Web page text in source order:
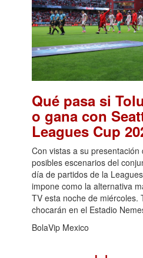
Qué pasa si
o gana con
Leagues Cup
Con vistas a su
posibles escenarios del
día de partidos de la
impone como la alternativa
TV esta noche de miércoles.
chocarán en el Estadio
BolaVip Mexico